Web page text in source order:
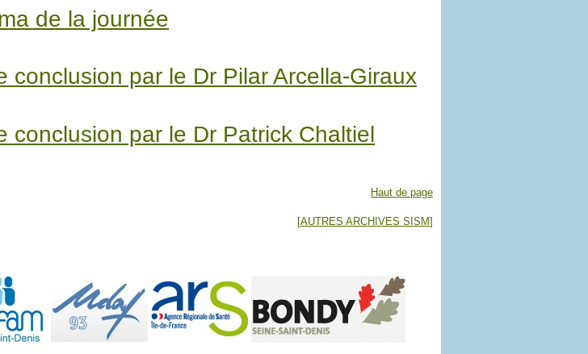
de la journée
conclusion par le Dr Pilar Arcella-Giraux
conclusion par le Dr Patrick Chaltiel
Haut de page
[AUTRES ARCHIVES SISM]